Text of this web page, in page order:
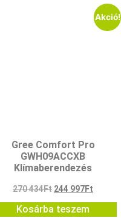
Akció!
Gree Comfort Pro
GWH09ACCXB
Klímaberendezés
270 434Ft 244 997Ft
Kosárba teszem